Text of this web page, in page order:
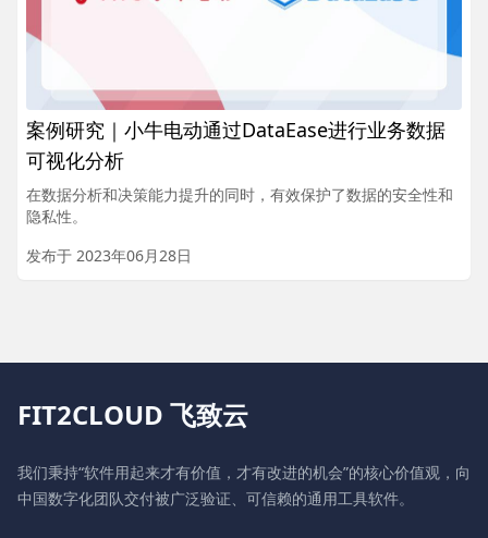
案例研究｜小牛电动通过DataEase进行业务数据
可视化分析
在数据分析和决策能力提升的同时，有效保护了数据的安全性和
隐私性。
发布于 2023年06月28日
FIT2CLOUD 飞致云
我们秉持“软件用起来才有价值，才有改进的机会”的核心价值观，向
中国数字化团队交付被广泛验证、可信赖的通用工具软件。